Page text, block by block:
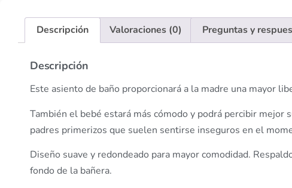
Descripción Valoraciones (0) Preguntas y
Descripción
Este asiento de baño proporcionará a la madre una mayor
También el bebé estará más cómodo y podrá percibir
padres primerizos que suelen sentirse inseguros en el
Diseño suave y redondeado para mayor comodidad.
fondo de la bañera.